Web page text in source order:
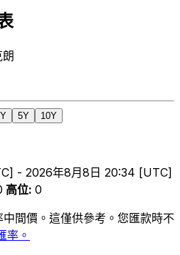
5Y 10Y
- 2026年8月8日 20:34 [UTC]
高位: 0
間價。這僅供參考。您匯款時不
率。